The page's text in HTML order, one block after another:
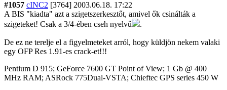
#1057 cINC2 [3764] 2003.06.18. 17:22
A BIS "kiadta" azt a szigetszerkesztőt, amivel ők csinálták a
szigeteket! Csak a 3/4-ében cseh nyelvű
.
De ez ne terelje el a figyelmeteket arról, hogy küldjön nekem valaki
egy OFP Res 1.91-es crack-et!!!
Pentium D 915; GeForce 7600 GT Point of View; 1 Gb @ 400
MHz RAM; ASRock 775Dual-VSTA; Chieftec GPS series 450 W